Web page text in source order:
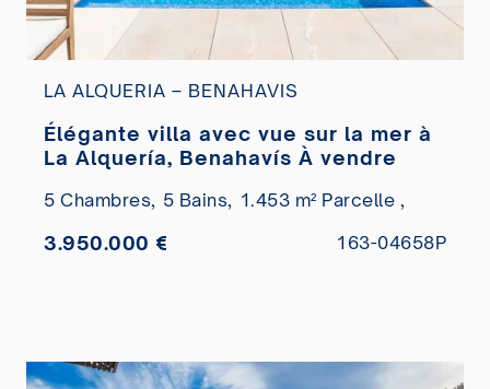
LA ALQUERIA – BENAHAVIS
Élégante villa avec vue sur la mer à
La Alquería, Benahavís À vendre
5 Chambres, 5 Bains, 1.453 m² Parcelle ,
3.950.000 € 163-04658P